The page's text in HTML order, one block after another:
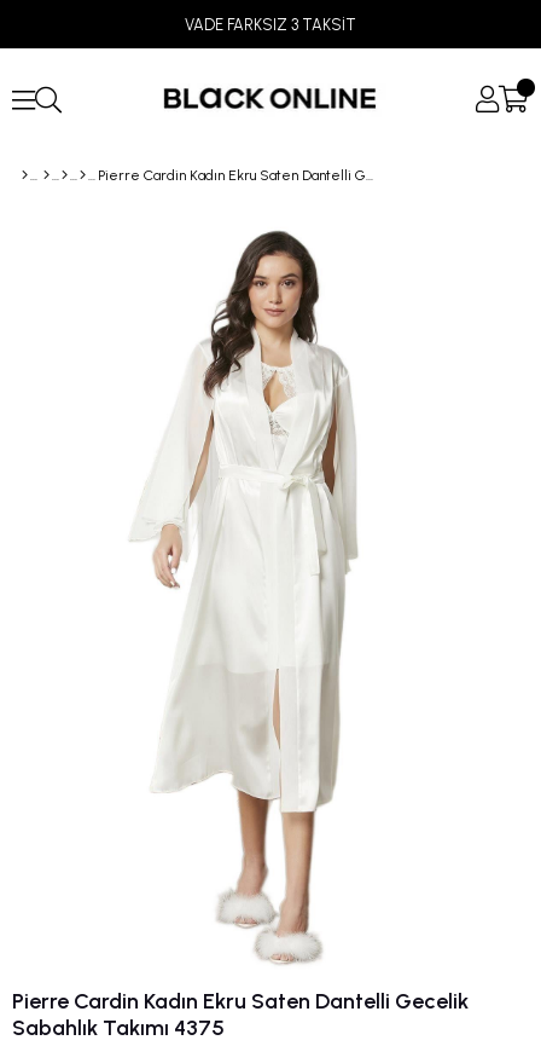
VADE FARKSIZ 3 TAKSİT
Pierre Cardin Kadın Ekru Saten Dantelli Gecelik Sabahlık Takımı 4375
Pierre Cardin Kadın Ekru Saten Dantelli Gecelik
Sabahlık Takımı 4375